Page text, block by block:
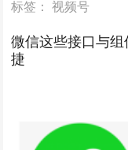
标签：视频号
微信这些接口与
捷